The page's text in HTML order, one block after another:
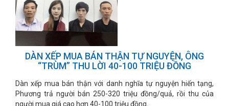
DÀN XẾP MUA BÁN THẬN TỰ NGUYỆN, ÔNG
“TRÙM” THU LỜI 40-100 TRIỆU ĐỒNG
Dàn xếp mua bán thận với danh nghĩa tự nguyện hiến tạng,
Phương trả người bán 250-320 triệu đồng/quả, rồi thu của
người mua giá cao hơn 40-100 triệu đồng.